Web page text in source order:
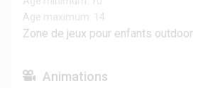
Age maximum: 14
Zone de jeux pour enfants outdoor
Animations